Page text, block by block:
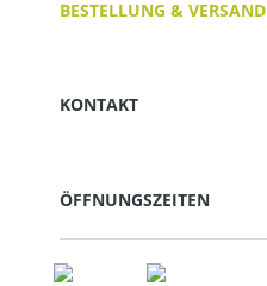
BESTELLUNG & VERSAND
KONTAKT
ÖFFNUNGSZEITEN